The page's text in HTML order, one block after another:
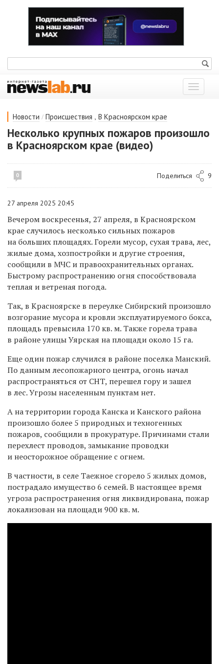
Показать
меню
Новости / Происшествия , В Красноярском крае
Несколько крупных пожаров произошло
в Красноярском крае (видео)
0 Поделиться 9
27 апреля 2025 20:45
Вечером воскресенья, 27 апреля, в Красноярском
крае случилось несколько сильных пожаров
на больших площадях. Горели мусор, сухая трава, лес,
жилые дома, хозпостройки и другие строения,
сообщили в МЧС и правоохранительных органах.
Быстрому распространению огня способствовала
теплая и ветреная погода.
Так, в Красноярске в переулке Сибирский произошло
возгорание мусора и кровли эксплуатируемого бокса,
площадь превысила 170 кв. м. Также горелатрава
в районе улицы Уярская на площади около 15 га.
Еще один пожар случился в районе поселка Манский.
По данным лесопожарного центра, огонь начал
распространяться от СНТ, перешел гору и зашел
в лес.Угрозы населенным пунктам нет.
А на территории города Канска и Канского района
произошло более 5 природных и техногенных
пожаров, сообщили в прокуратуре.Причинами стали
перехлест проводов, замыкание проводки
и неосторожное обращение с огнем.
В частности, в селе Таежное сгорело 5 жилых домов,
пострадало имущество 6 семей. В настоящее время
угроза распространения огня ликвидирована, пожар
локализован на площади 900 кв. м.